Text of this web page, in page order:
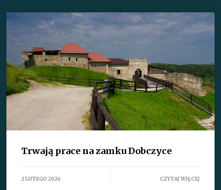
Trwają prace na zamku Dobczyce
2 LUTEGO 2026 CZYTAJ WIĘCEJ